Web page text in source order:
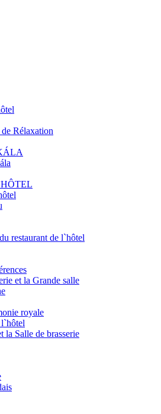
de Rélaxation
restaurant de l`hôtel
et la Grande salle
royale
la Salle de brasserie